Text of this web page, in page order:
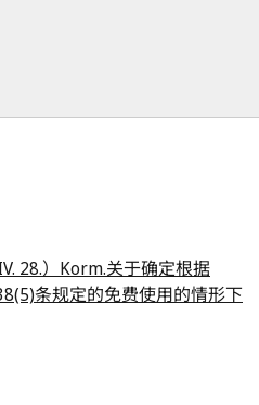
28.）Korm.关于确定根据
条规定的免费使用的情形下